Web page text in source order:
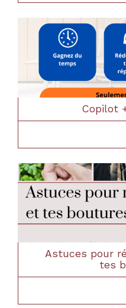
Copilot
Astuces pour
tes